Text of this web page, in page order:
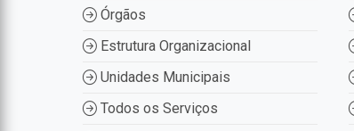
Órgãos
Estrutura Organizacional
Unidades Municipais
Todos os Serviços